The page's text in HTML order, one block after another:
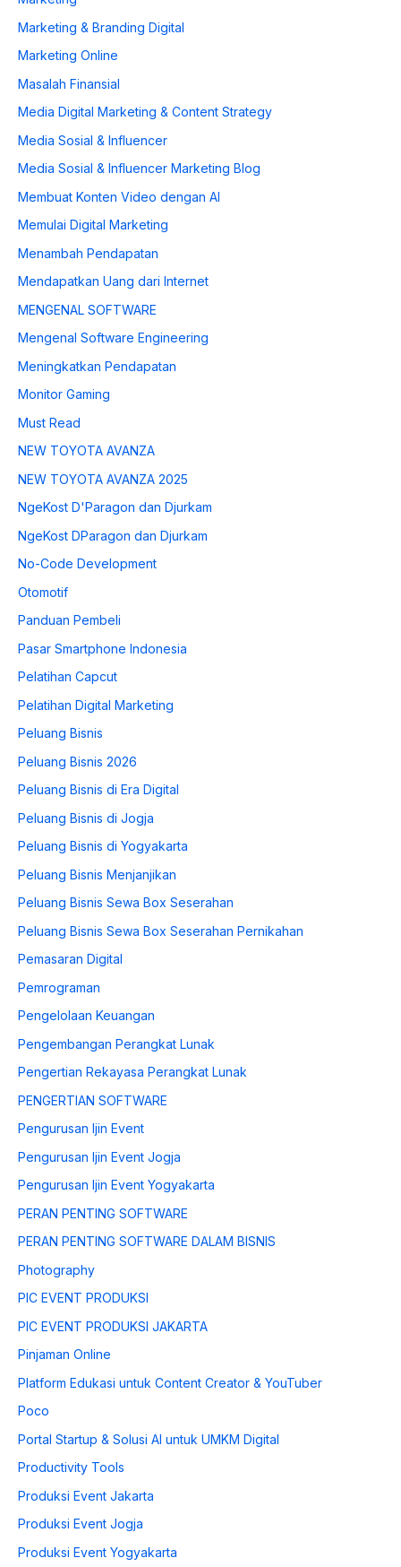
Marketing & Branding Digital
Marketing Online
Masalah Finansial
Media Digital Marketing & Content Strategy
Media Sosial & Influencer
Media Sosial & Influencer Marketing Blog
Membuat Konten Video dengan AI
Memulai Digital Marketing
Menambah Pendapatan
Mendapatkan Uang dari Internet
MENGENAL SOFTWARE
Mengenal Software Engineering
Meningkatkan Pendapatan
Monitor Gaming
Must Read
NEW TOYOTA AVANZA
NEW TOYOTA AVANZA 2025
NgeKost D'Paragon dan Djurkam
NgeKost DParagon dan Djurkam
No-Code Development
Otomotif
Panduan Pembeli
Pasar Smartphone Indonesia
Pelatihan Capcut
Pelatihan Digital Marketing
Peluang Bisnis
Peluang Bisnis 2026
Peluang Bisnis di Era Digital
Peluang Bisnis di Jogja
Peluang Bisnis di Yogyakarta
Peluang Bisnis Menjanjikan
Peluang Bisnis Sewa Box Seserahan
Peluang Bisnis Sewa Box Seserahan Pernikahan
Pemasaran Digital
Pemrograman
Pengelolaan Keuangan
Pengembangan Perangkat Lunak
Pengertian Rekayasa Perangkat Lunak
PENGERTIAN SOFTWARE
Pengurusan Ijin Event
Pengurusan Ijin Event Jogja
Pengurusan Ijin Event Yogyakarta
PERAN PENTING SOFTWARE
PERAN PENTING SOFTWARE DALAM BISNIS
Photography
PIC EVENT PRODUKSI
PIC EVENT PRODUKSI JAKARTA
Pinjaman Online
Platform Edukasi untuk Content Creator & YouTuber
Poco
Portal Startup & Solusi AI untuk UMKM Digital
Productivity Tools
Produksi Event Jakarta
Produksi Event Jogja
Produksi Event Yogyakarta